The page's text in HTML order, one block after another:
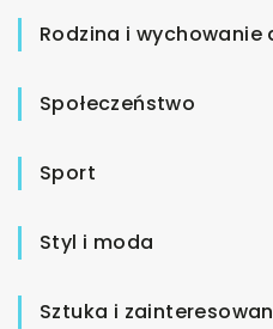
Rodzina i wychowanie
Społeczeństwo
Sport
Styl i moda
Sztuka i